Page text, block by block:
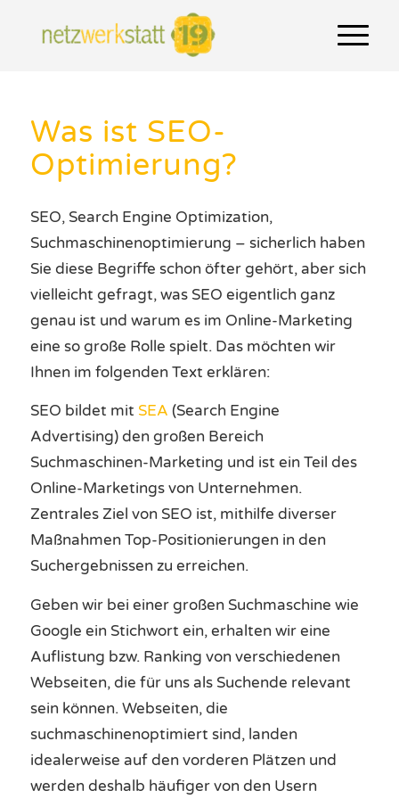
Was ist SEO-
Optimierung?
SEO, Search Engine Optimization,
Suchmaschinenoptimierung – sicherlich haben
Sie diese Begriffe schon öfter gehört, aber sich
vielleicht gefragt, was SEO eigentlich ganz
genau ist und warum es im Online-Marketing
eine so große Rolle spielt. Das möchten wir
Ihnen im folgenden Text erklären:
SEO bildet mit SEA (Search Engine
Advertising) den großen Bereich
Suchmaschinen-Marketing und ist ein Teil des
Online-Marketings von Unternehmen.
Zentrales Ziel von SEO ist, mithilfe diverser
Maßnahmen Top-Positionierungen in den
Suchergebnissen zu erreichen.
Geben wir bei einer großen Suchmaschine wie
Google ein Stichwort ein, erhalten wir eine
Auflistung bzw. Ranking von verschiedenen
Webseiten, die für uns als Suchende relevant
sein können. Webseiten, die
suchmaschinenoptimiert sind, landen
idealerweise auf den vorderen Plätzen und
werden deshalb häufiger von den Usern